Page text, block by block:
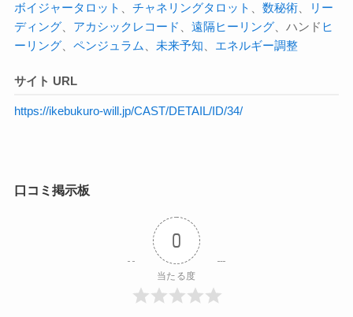
ボイジャータロット チャネリングタロット 数秘術、
リー
ディング、 アカシックレコード 遠隔ヒーリング、ハンド ヒ
ーリング、 ペンジュラム 未来予知 エネルギー調整
サイト URL
https://ikebukuro-will.jp/CAST/DETAIL/ID/34/
口コミ掲示板
0
当たる度